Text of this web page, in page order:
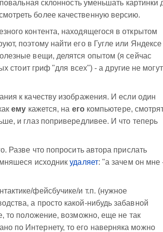
склонность уменьшать картинки
более качественную версию.
контента, находящегося в открытом
поэтому найти его в Гугле или Яндексе
вещи, делятся опытом (я сейчас
стоит гриф "для всех") - а другие не могут
к качеству изображения. И если один
ему кажется, на егокомпьютере,
и глаз попривередливее. И что теперь
Разве что попросить автора прислать
исходникудаляет: "а зачем он мне
фейсбучике/и т.п. (нужное
а просто какой-нибудь забавной
то положение, возможно, еще не так
по Интернету, то его наверняка можно